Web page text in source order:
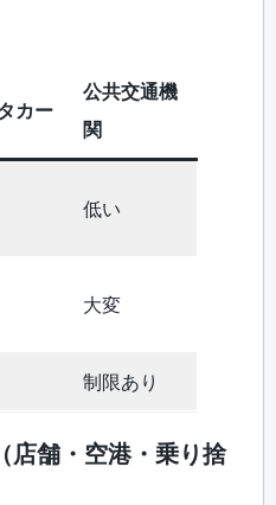
カー
公共交通機
関
低い
大変
制限あり
店舗・空港・乗り捨